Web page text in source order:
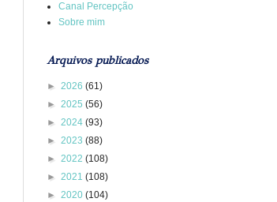
Canal Percepção
Sobre mim
Arquivos publicados
► 2026 (61)
► 2025 (56)
► 2024 (93)
► 2023 (88)
► 2022 (108)
► 2021 (108)
► 2020 (104)